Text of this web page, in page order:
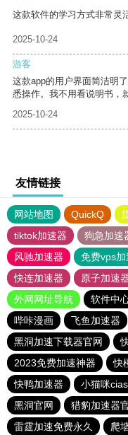
这款软件的学习方式非常灵
2025-10-24
游客
这款app的用户界面简洁明
悉操作。我不用看说明书，
2025-10-24
友情链接
网站地图 QuickQ
tiktok加速器
狗急加速
风驰加速器
免费vps
快连加速器
原子加速
外网网址导航
软件中
哔咔漫画
飞鱼加速器
黑洞加速下载器官网
2023免费加速神器
快
快鸭加速器
小猫咪
黑洞官网
猎豹加速器
雷霆加速免费永久
爬